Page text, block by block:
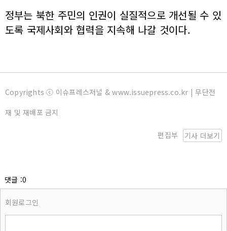
정부는 북한 주민의 인권이 실질적으로 개선될 수 있
도록 국제사회와 협력을 지속해 나갈 것이다.
Copyrights ⓒ 이슈프레스저널 & www.issuepress.co.kr | 무단전
재 및 재배포 금지
기사 더보기
편집부
댓글 :0
회원로그인